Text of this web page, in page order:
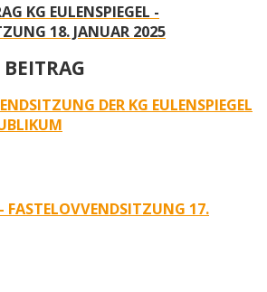
KG EULENSPIEGEL -
18. JANUAR 2025
DER KG EULENSPIEGEL
FASTELOVVENDSITZUNG 17.